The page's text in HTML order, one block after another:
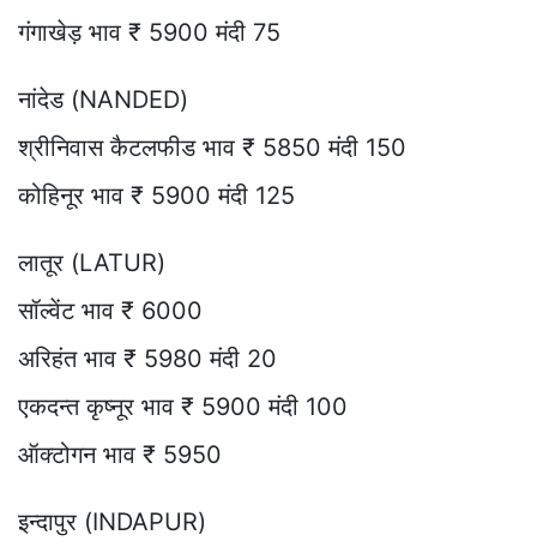
गंगाखेड़ भाव ₹ 5900 मंदी 75
नांदेड (NANDED)
श्रीनिवास कैटलफीड भाव ₹ 5850 मंदी 150
कोहिनूर भाव ₹ 5900 मंदी 125
लातूर (LATUR)
सॉल्वेंट भाव ₹ 6000
अरिहंत भाव ₹ 5980 मंदी 20
एकदन्त कृष्नूर भाव ₹ 5900 मंदी 100
ऑक्टोगन भाव ₹ 5950
इन्दापुर (INDAPUR)